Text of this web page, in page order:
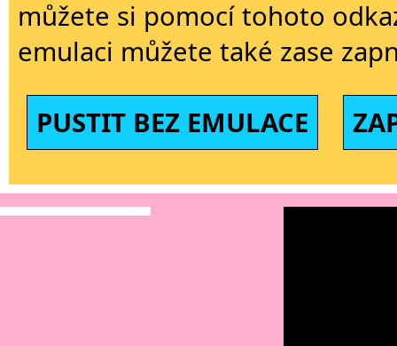
můžete si pomocí tohoto
emulaci můžete také zase
PUSTIT BEZ EMULACE